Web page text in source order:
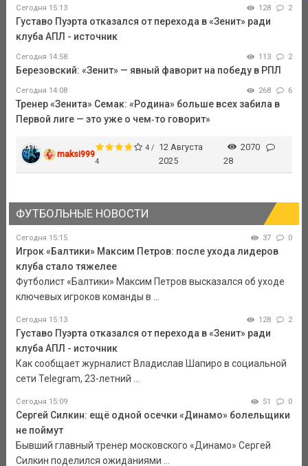
Сегодня 15:13 128 2
Густаво Пуэрта отказался от перехода в «Зенит» ради
клуба АПЛ - источник
Сегодня 14:58 113 2
Березовский: «Зенит» — явный фаворит на победу в РПЛ
Сегодня 14:08 268 6
Тренер «Зенита» Семак: «Родина» больше всех забила в
Первой лиге — это уже о чем‑то говорит»
maksi999
4 /
4
12 Августа
2025
2070
28
ФУТБОЛЬНЫЕ НОВОСТИ
Сегодня 15:15 37 0
Игрок «Балтики» Максим Петров: после ухода лидеров
клуба стало тяжелее
Футболист «Балтики» Максим Петров высказался об уходе
ключевых игроков команды в ...
Сегодня 15:13 128 2
Густаво Пуэрта отказался от перехода в «Зенит» ради
клуба АПЛ - источник
Как сообщает журналист Владислав Шапиро в социальной
сети Telegram, 23-летний ...
Сегодня 15:09 51 0
Сергей Силкин: ещё одной осечки «Динамо» болельщики
не поймут
Бывший главный тренер московского «Динамо» Сергей
Силкин поделился ожиданиями ...